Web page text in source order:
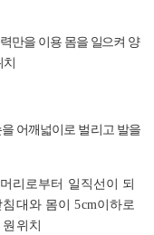
만을 이용 몸을 일으켜 양
어깨넓이로 벌리고 발을
리로부터 일직선이 되
침대와 몸이5cm이하로
위치